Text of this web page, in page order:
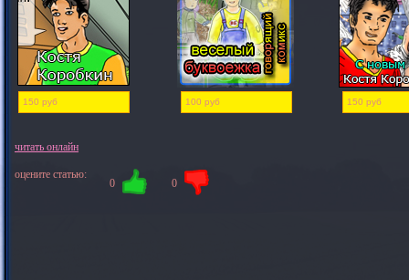
150 руб 100 руб 150 руб
читать онлайн
оцените статью:
0 0